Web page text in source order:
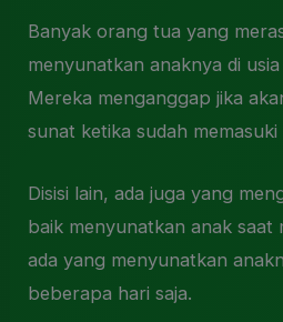
Banyak orang tua yang
menyunatkan anaknya di
Mereka menganggap jika
sunat ketika sudah memasuki
Disisi lain, ada juga yang
baik menyunatkan anak saat
ada yang menyunatkan
beberapa hari saja.